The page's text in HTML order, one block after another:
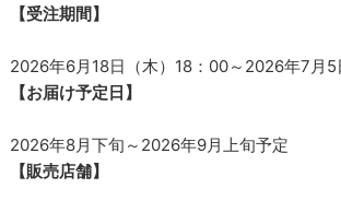
【受注期間】
2026年6月18日（木）18：00～2026年7月
【お届け予定日】
2026年8月下旬～2026年9月上旬予定
【販売店舗】